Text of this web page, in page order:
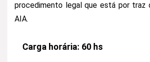
procedimento legal que está por traz
AIA.
Carga horária: 60 hs